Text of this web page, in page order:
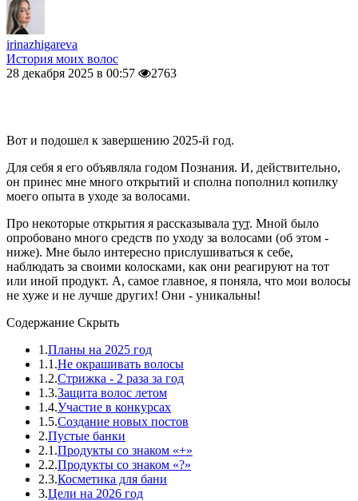
irinazhigareva
История моих волос
28 декабря 2025 в 00:57
2763
Вот и подошел к завершению 2025-й год.
Для себя я его объявляла годом Познания. И, действительно,
он принес мне много открытий и сполна пополнил копилку
моего опыта в уходе за волосами.
Про некоторые открытия я рассказывала тут. Мной было
опробовано много средств по уходу за волосами (об этом -
ниже). Мне было интересно прислушиваться к себе,
наблюдать за своими колосками, как они реагируют на тот
или иной продукт. А, самое главное, я поняла, что мои волосы
не хуже и не лучше других! Они - уникальны!
Содержание Скрыть
1.Планы на 2025 год
1.1.Не окрашивать волосы
1.2.Стрижка - 2 раза за год
1.3.Защита волос летом
1.4.Участие в конкурсах
1.5.Создание новых постов
2.Пустые банки
2.1.Продукты со знаком «+»
2.2.Продукты со знаком «?»
2.3.Косметика для бани
3.Цели на 2026 год